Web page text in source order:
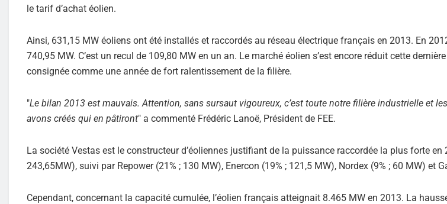
le tarif d’achat éolien.
Ainsi, 631,15 MW éoliens ont été installés et raccordés au réseau électrique français en 2013. En
740,95 MW. C’est un recul de 109,80 MW en un an. Le marché éolien s’est encore réduit cette
consignée comme une année de fort ralentissement de la filière.
"Le bilan 2013 est mauvais. Attention, sans sursaut vigoureux, c’est toute notre filière industrielle et
avons créés qui en pâtiront" a commenté Frédéric Lanoë, Président de FEE.
La société Vestas est le constructeur d’éoliennes justifiant de la puissance raccordée la plus forte en
243,65MW), suivi par Repower (21% ; 130 MW), Enercon (19% ; 121,5 MW), Nordex (9% ; 60 MW) et
Cependant, concernant la capacité cumulée, l’éolien français atteignait 8.465 MW en 2013. La